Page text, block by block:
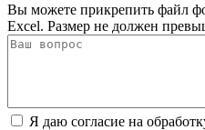
Вы можете прикрепить файл
Excel. Размер не должен
Я даю согласие на